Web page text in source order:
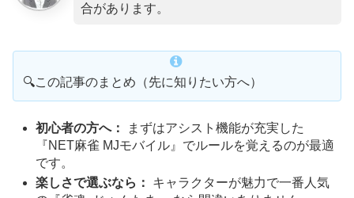
合があります。
🔍この記事のまとめ（先に知りたい方へ）
初心者の方へ：
まずはアシスト機能が充実した
『NET麻雀 MJモバイル』でルールを覚えるのが最適
です。
楽しさで選ぶなら：
キャラクターが魅力で一番人気